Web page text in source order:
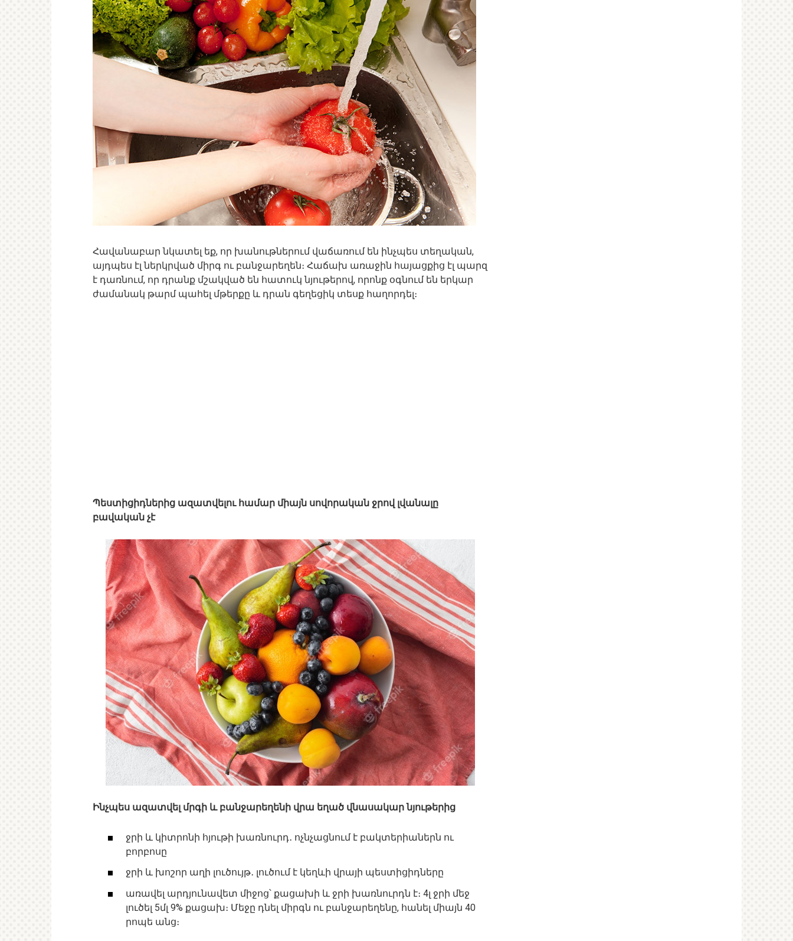
Հավանաբար նկատել եք, որ խանութներում վաճառում են ինչպես տեղական,
այդպես էլ ներկրված միրգ ու բանջարեղեն։ Հաճախ առաջին հայացքից էլ պարզ
է դառնում, որ դրանք մշակված են հատուկ նյութերով, որոնք օգնում են երկար
ժամանակ թարմ պահել մթերքը և դրան գեղեցիկ տեսք հաղորդել։
Պեստիցիդներից ազատվելու համար միայն սովորական ջրով լվանալը
բավական չէ
Ինչպես ազատվել մրգի և բանջարեղենի վրա եղած վնասակար նյութերից
ջրի և կիտրոնի հյութի խառնուրդ․ ոչնչացնում է բակտերիաներն ու
բորբոսը
ջրի և խոշոր աղի լուծույթ․ լուծում է կեղևի վրայի պեստիցիդները
առավել արդյունավետ միջոց՝ քացախի և ջրի խառնուրդն է։ 4լ ջրի մեջ
լուծել 5մլ 9% քացախ։ Մեջը դնել միրգն ու բանջարեղենը, հանել միայն 40
րոպե անց։